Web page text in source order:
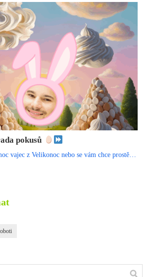
pokusů
vajec z Velikonoc nebo se vám chce prostě…